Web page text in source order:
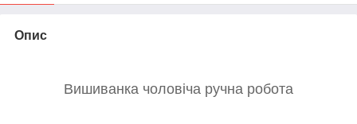
Опис
Вишиванка чоловіча ручна робота